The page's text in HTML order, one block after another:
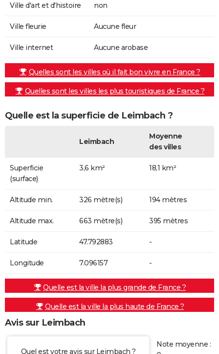
Ville d'art et d'histoire non
Ville fleurie Aucune fleur
Ville internet Aucune arobase
Quelles sont les villes où il fait bon vivre en France ?
Quelles sont les villes les plus touristiques de France ?
Quelle est la superficie de Leimbach ?
Leimbach
Moyenne
des villes
Superficie
(surface)
3,6 km² 18,1 km²
Altitude min. 326 mètre(s) 194 mètres
Altitude max. 663 mètre(s) 395 mètres
Latitude 47.792883 -
Longitude 7.096157 -
Quelle est la ville la plus grande de France ?
Quelle est la ville la plus haute de France ?
Avis sur Leimbach
Quel est votre avis sur Leimbach ?
Note moyenne :